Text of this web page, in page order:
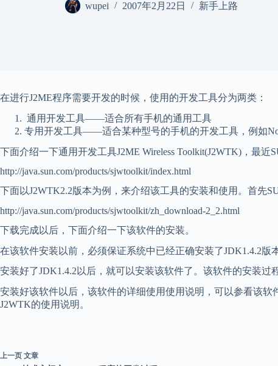
wupei 2007年2月22日 新手上路
在进行J2ME程序需要开发的时候，使用的开发工具分为两类：
通用开发工具——适合所有手机的通用工具
专用开发工具——适合某种型号的手机的开发工具，例如
下面介绍一下通用开发工具J2ME Wireless Toolkit(J2WTK)，最近
http://java.sun.com/products/sjwtoolkit/index.html
下面以J2WTK2.2版本为例，来介绍该工具的安装和使用。首先
http://java.sun.com/products/sjwtoolkit/zh_download-2_2.html
下载完成以后，下面介绍一下该软件的安装。
在该软件安装以前，必须保证系统中已经正确安装了JDK1.4.2版
安装好了JDK1.4.2以后，就可以安装该软件了。该软件的安装过
安装好该软件以后，该软件的详细使用使用说明，可以参看该软
J2WTK的使用说明。
上一页 文章